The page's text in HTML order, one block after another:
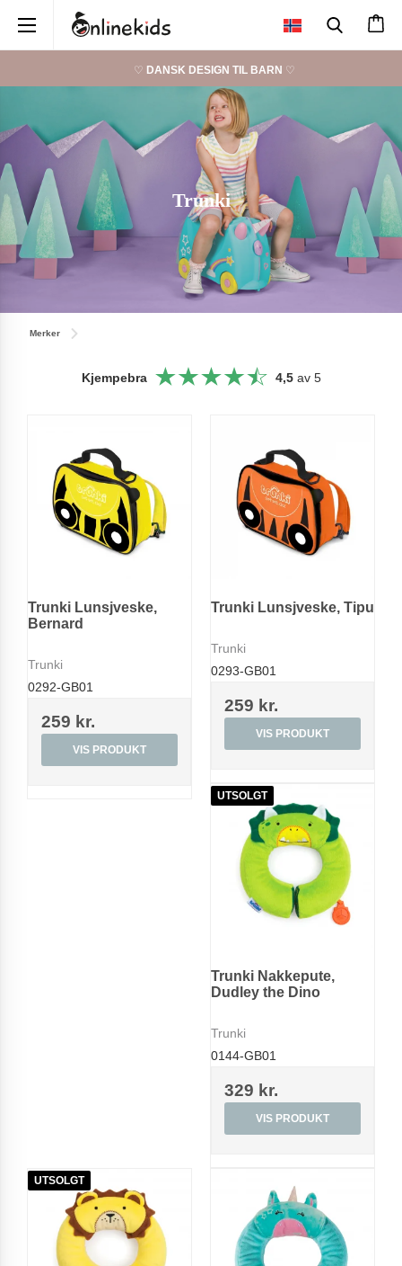
♡ DANSK DESIGN TIL BARN ♡
Trunki
Merker
Kjempebra 4,5av 5
Trunki Lunsjveske,
Bernard
Trunki
0292-GB01
259 kr.
VIS PRODUKT
Trunki Lunsjveske, Tipu
Trunki
0293-GB01
259 kr.
VIS PRODUKT
UTSOLGT
Trunki Nakkepute,
Dudley the Dino
Trunki
0144-GB01
329 kr.
VIS PRODUKT
UTSOLGT